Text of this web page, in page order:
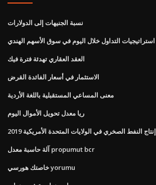
نسبة الجنيهات إلى الدولارات
استراتيجيات التداول خلال اليوم في سوق الأسهم الهندي
العقد العقاري تهدئة فترة فيك
الاستثمار في أسعار الفائدة القرض
معنى المساعي المستقبلية باللغة الأردية
ريا معدل تحويل الأموال اليوم
إنتاج النفط الصخري في الولايات المتحدة الأمريكية 2019
آلة حاسبة معدل propumut bcr
خاصتك هورسي yorumu